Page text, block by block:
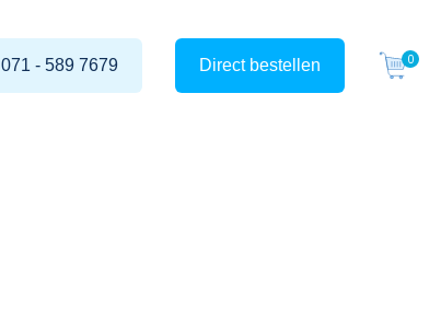
071 - 589 7679 Direct bestellen